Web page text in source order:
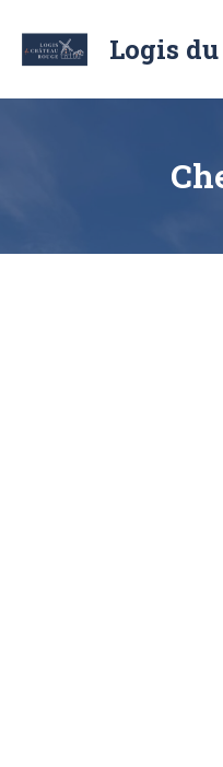
content
Logis
Location